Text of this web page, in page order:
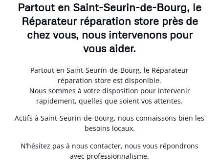
Partout en Saint-Seurin-de-Bourg, le
Réparateur réparation store près de
chez vous, nous intervenons pour
vous aider.
Partout en Saint-Seurin-de-Bourg, le Réparateur
réparation store est disponible.
Nous sommes à votre disposition pour intervenir
rapidement, quelles que soient vos attentes.
Actifs à Saint-Seurin-de-Bourg, nous connaissons bien les
besoins locaux.
N’hésitez pas à nous contacter, nous vous répondrons
avec professionnalisme.